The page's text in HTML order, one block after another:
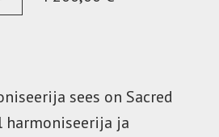
sees on Sacred
ja